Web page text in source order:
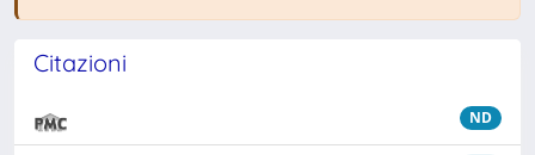
Citazioni
ND